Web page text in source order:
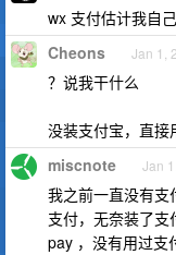
wx 支付估计我自
Cheons Jan 1,
？说我干什么
没装支付宝，直接
miscnote Jan
我之前一直没有支
支付，无奈装了
pay ，没有用过支